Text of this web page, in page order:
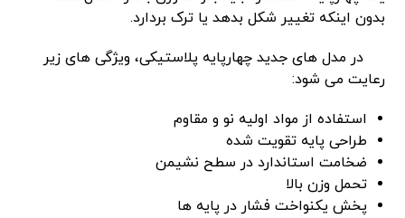
بدون اینکه تغییر شکل بدهد یا ترک بردارد.
در مدل‌ های جدید چهارپایه پلاستیکی، ویژگی ‌های زیر
رعایت می ‌شود:
استفاده از مواد اولیه نو و مقاوم
طراحی پایه تقویت شده
ضخامت استاندارد در سطح نشیمن
تحمل وزن بالا
پخش یکنواخت فشار در پایه ‌ها